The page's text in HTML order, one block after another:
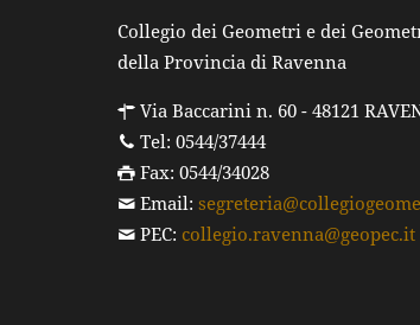
Collegio dei Geometri e dei
della Provincia di Ravenna
Via Baccarini n. 60 - 48121
Tel: 0544/37444
Fax: 0544/34028
Email:
PEC: collegio.ravenna@geopec.it